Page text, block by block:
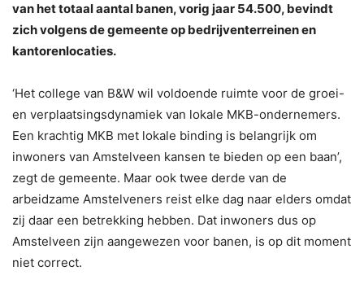
van het totaal aantal banen, vorig jaar 54.500, bevindt
zich volgens de gemeente op bedrijventerreinen en
kantorenlocaties.
‘Het college van B&W wil voldoende ruimte voor de groei-
en verplaatsingsdynamiek van lokale MKB-ondernemers.
Een krachtig MKB met lokale binding is belangrijk om
inwoners van Amstelveen kansen te bieden op een baan’,
zegt de gemeente. Maar ook twee derde van de
arbeidzame Amstelveners reist elke dag naar elders omdat
zij daar een betrekking hebben. Dat inwoners dus op
Amstelveen zijn aangewezen voor banen, is op dit moment
niet correct.